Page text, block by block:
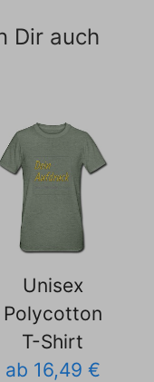
Dir auch
Unisex
Polycotton
T-Shirt
ab 16,49 €